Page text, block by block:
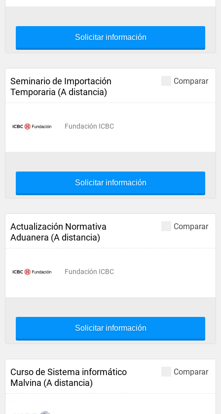
Solicitar información
Comparar
Seminario de Importación
Temporaria (A distancia)
Fundación ICBC
Solicitar información
Comparar
Actualización Normativa
Aduanera (A distancia)
Fundación ICBC
Solicitar información
Comparar
Curso de Sistema informático
Malvina (A distancia)